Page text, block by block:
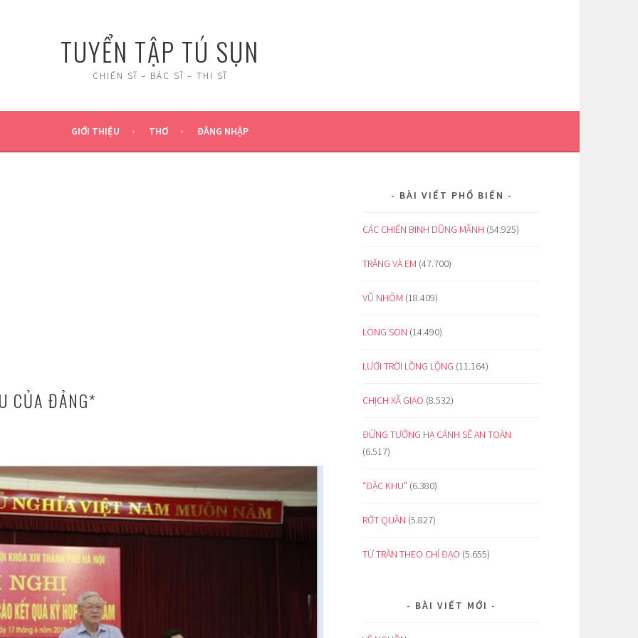
TUYỂN TẬP TÚ SỤN
CHIẾN SĨ – BÁC SĨ – THI SĨ
GIỚI THIỆU THƠ ĐĂNG NHẬP
CỦA ĐẢNG*
BÀI VIẾT PHỔ BIẾN
CÁC CHIẾN BINH DŨNG MÃNH (54.925)
TRĂNG VÀ EM (47.700)
VŨ NHÔM (18.409)
LÒNG SON (14.490)
LƯỚI TRỜI LỒNG LỘNG (11.164)
CHỊCH XÃ GIAO (8.532)
ĐỪNG TƯỞNG HẠ CÁNH SẼ AN TOÀN
(6.517)
“ĐẶC KHU” (6.380)
RỚT QUẦN (5.827)
TỪ TRẦN THEO CHỈ ĐẠO (5.655)
BÀI VIẾT MỚI